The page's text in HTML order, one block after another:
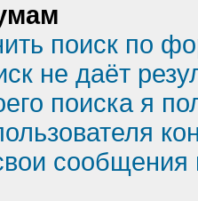
поиск по
не даёт
поиска я